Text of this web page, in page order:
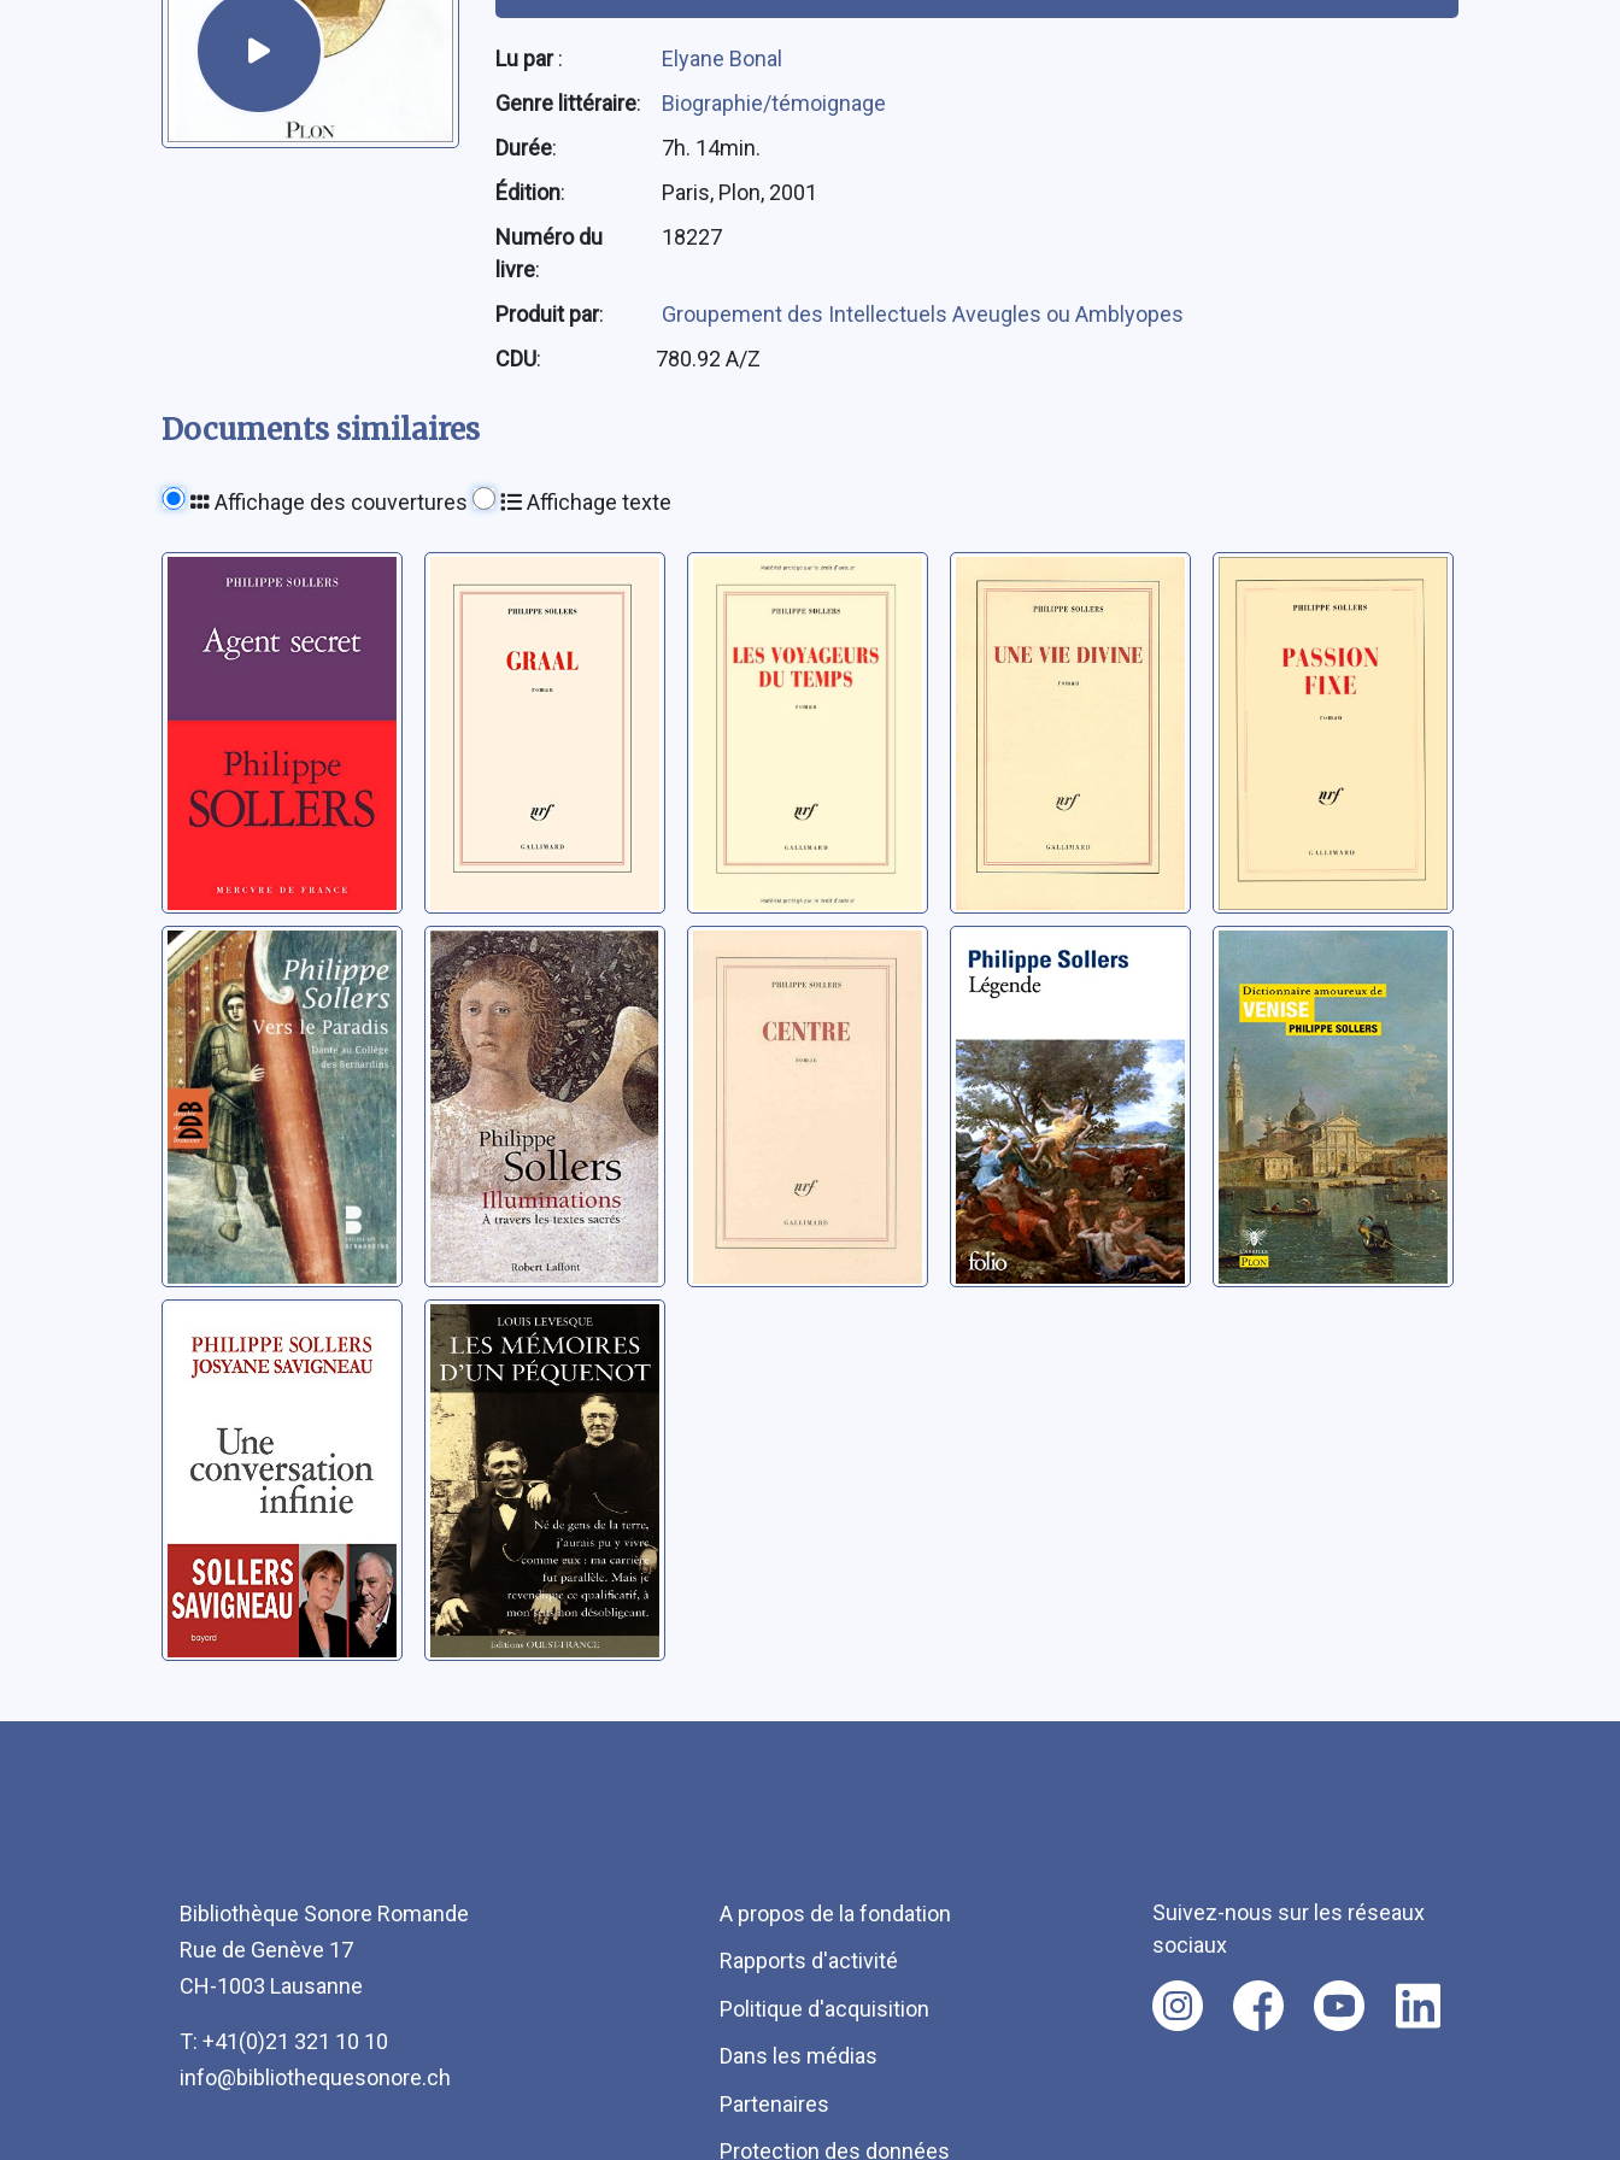
Lu par:
Elyane Bonal
Genre littéraire:
Biographie/témoignage
Durée:
7h. 14min.
Édition:
Paris, Plon, 2001
Numéro du
livre:
18227
Produit par:
Groupement des Intellectuels Aveugles ou Amblyopes
CDU: 780.92 A/Z
Documents similaires
Affichage des couvertures Affichage texte
Agent secret Graal
Sollers, Philippe
Les voyageurs
du temps: roman
Sollers, Philippe
Une vie divine:
roman
Sollers, Philippe
Passion fixe
Sollers, Philippe
Vers le Paradis:
Dante au Collège
des Bernardins
Sollers, Philippe
Illuminations: à
travers les textes
sacrés
Sollers, Philippe
Centre
Sollers, Philippe
Légende
Sollers, Philippe
Dictionnaire
amoureux de
Venise
Sollers, Philippe
conversation
Sollers, Philippe
Les mémoires
d'un péquenot
Levesque, Louis
Bibliothèque Sonore Romande
Rue de Genève 17
CH-1003 Lausanne
T: +41(0)21 321 10 10
info@bibliothequesonore.ch
Menu
Pied
de
page
A propos de la fondation
Rapports d'activité
Politique d'acquisition
Dans les médias
Partenaires
Protection des données
Suivez-nous sur les réseaux
sociaux